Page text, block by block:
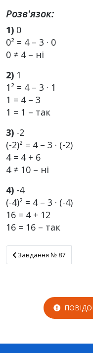
Розв'язок:
1) 0
0² = 4 – 3 · 0
0 ≠ 4 – ні
2) 1
1² = 4 – 3 · 1
1 = 4 – 3
1 = 1 – так
3) -2
(-2)² = 4 – 3 · (-2)
4 = 4 + 6
4 ≠ 10 – ні
4) -4
(-4)² = 4 – 3 · (-4)
16 = 4 + 12
16 = 16 – так
Завдання № 87
Завдання № 87